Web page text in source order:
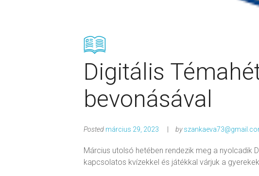
Digitális
bevonásával
Posted március 29, 2023 by
Március utolsó hetében rendezik meg a nyolcadik
kapcsolatos kvízekkel és játékkal várjuk a